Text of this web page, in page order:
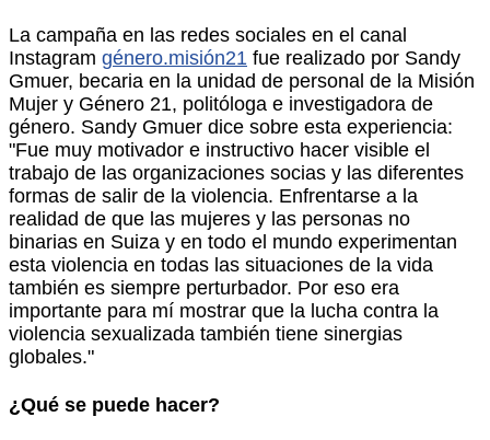
La campaña en las redes sociales en el canal
Instagram género.misión21 fue realizado por Sandy
Gmuer, becaria en la unidad de personal de la Misión
Mujer y Género 21, politóloga e investigadora de
género. Sandy Gmuer dice sobre esta experiencia:
"Fue muy motivador e instructivo hacer visible el
trabajo de las organizaciones socias y las diferentes
formas de salir de la violencia. Enfrentarse a la
realidad de que las mujeres y las personas no
binarias en Suiza y en todo el mundo experimentan
esta violencia en todas las situaciones de la vida
también es siempre perturbador. Por eso era
importante para mí mostrar que la lucha contra la
violencia sexualizada también tiene sinergias
globales."
¿Qué se puede hacer?